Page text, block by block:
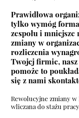
Prawidłowa
tylko wymóg
zespołu i
zmiany w
rozliczenia
Twojej firmie,
pomoże to
się z nami
Rewolucyjne zmiany w
wliczana do stażu pracy